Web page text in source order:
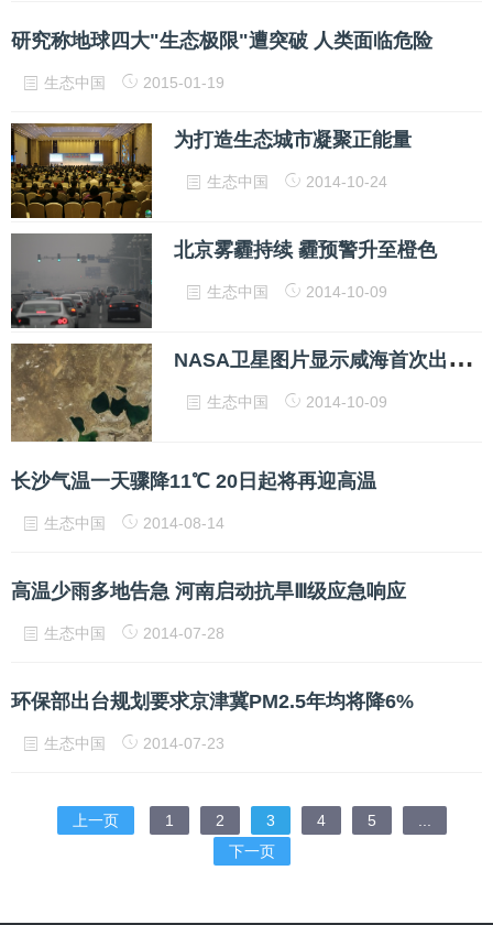
研究称地球四大"生态极限"遭突破 人类面临危险
生态中国 2015-01-19
为打造生态城市凝聚正能量
生态中国 2014-10-24
北京雾霾持续 霾预警升至橙色
生态中国 2014-10-09
N
ASA卫星图片显示咸海首次出现干涸部分
生态中国 2014-10-09
长沙气温一天骤降11℃ 20日起将再迎高温
生态中国 2014-08-14
高温少雨多地告急 河南启动抗旱Ⅲ级应急响应
生态中国 2014-07-28
环保部出台规划要求京津冀PM2.5年均将降6%
生态中国 2014-07-23
上一页 1 2 3 4 5
下一页